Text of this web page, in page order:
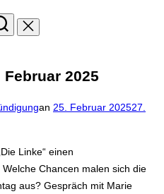
2025
an Veröffentlicht
25. Februar 202527.
Linke“ einen
Chancen malen sich die
aus? Gespräch mit Marie